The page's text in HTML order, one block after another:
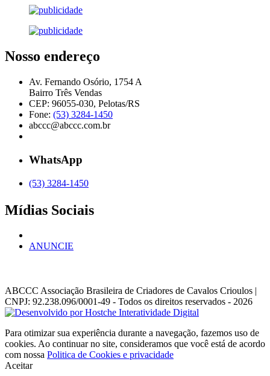
Nosso endereço
Av. Fernando Osório, 1754 A
Bairro Três Vendas
CEP: 96055-030, Pelotas/RS
Fone: (53) 3284-1450
abccc@abccc.com.br
WhatsApp
(53) 3284-1450
Mídias Sociais
ANUNCIE
ABCCC Associação Brasileira de Criadores de Cavalos Crioulos |
CNPJ: 92.238.096/0001-49 - Todos os direitos reservados - 2026
Para otimizar sua experiência durante a navegação, fazemos uso de
cookies. Ao continuar no site, consideramos que você está de acordo
com nossa Politica de Cookies e privacidade
Aceitar